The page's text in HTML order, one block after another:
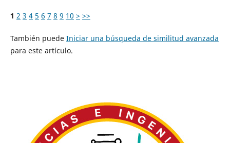
1 2 3 4 5 6 7 8 9 10 > >>
También puede Iniciar una búsqueda de similitud avanzada
para este artículo.